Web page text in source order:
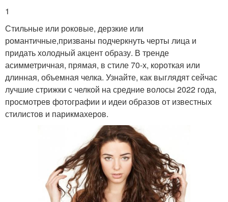
1
Стильные или роковые, дерзкие или
романтичные,призваны подчеркнуть черты лица и
придать холодный акцент образу. В тренде
асимметричная, прямая, в стиле 70-х, короткая или
длинная, объемная челка. Узнайте, как выглядят сейчас
лучшие стрижки с челкой на средние волосы 2022 года,
просмотрев фотографии и идеи образов от известных
стилистов и парикмахеров.